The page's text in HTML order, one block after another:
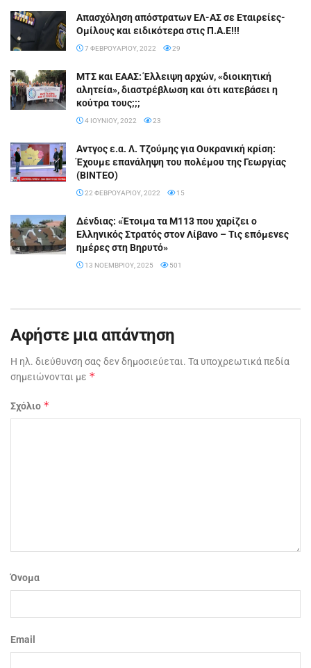
Απασχόληση απόστρατων ΕΛ-ΑΣ σε Εταιρείες-
Ομίλους και ειδικότερα στις Π.Α.Ε!!!
7 ΦΕΒΡΟΥΑΡΊΟΥ, 2022 29
ΜΤΣ και ΕΑΑΣ: Έλλειψη αρχών, «διοικητική
αλητεία», διαστρέβλωση και ότι κατεβάσει η
κούτρα τους;;;
4 ΙΟΥΝΊΟΥ, 2022 23
Αντγος ε.α. Λ. Τζούμης για Ουκρανική κρίση:
Έχουμε επανάληψη του πολέμου της Γεωργίας
(ΒΙΝΤΕΟ)
22 ΦΕΒΡΟΥΑΡΊΟΥ, 2022 15
Δένδιας: «Έτοιμα τα M113 που χαρίζει ο
Ελληνικός Στρατός στον Λίβανο – Τις επόμενες
ημέρες στη Βηρυτό»
13 ΝΟΕΜΒΡΊΟΥ, 2025 501
Αφήστε μια απάντηση
Η ηλ. διεύθυνση σας δεν δημοσιεύεται. Τα υποχρεωτικά πεδία
σημειώνονται με *
Σχόλιο *
Όνομα
Email